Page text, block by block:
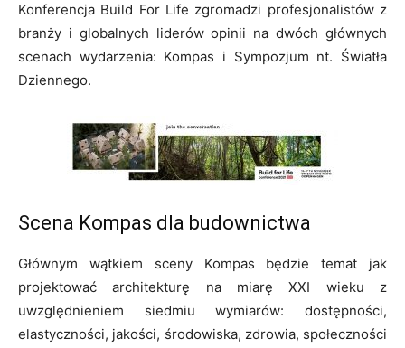
Konferencja Build For Life zgromadzi profesjonalistów z
branży i globalnych liderów opinii na dwóch głównych
scenach wydarzenia: Kompas i Sympozjum nt. Światła
Dziennego.
Scena Kompas dla budownictwa
Głównym wątkiem sceny Kompas będzie temat jak
projektować architekturę na miarę XXI wieku z
uwzględnieniem siedmiu wymiarów: dostępności,
elastyczności, jakości, środowiska, zdrowia, społeczności